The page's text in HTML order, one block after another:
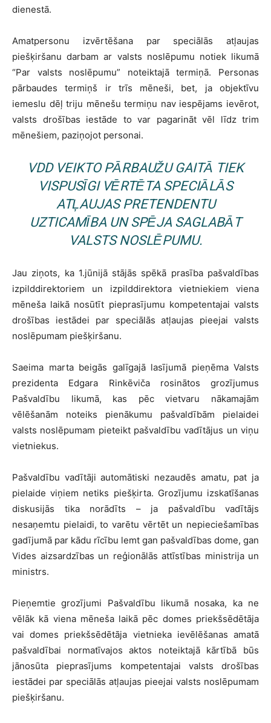
dienestā.
Amatpersonu izvērtēšana par speciālās atļaujas
piešķiršanu darbam ar valsts noslēpumu notiek likumā
“Par valsts noslēpumu” noteiktajā termiņā. Personas
pārbaudes termiņš ir trīs mēneši, bet, ja objektīvu
iemeslu dēļ triju mēnešu termiņu nav iespējams ievērot,
valsts drošības iestāde to var pagarināt vēl līdz trim
mēnešiem, paziņojot personai.
VDD VEIKTO PĀRBAUŽU GAITĀ TIEK
VISPUSĪGI VĒRTĒTA SPECIĀLĀS
ATĻAUJAS PRETENDENTU
UZTICAMĪBA UN SPĒJA SAGLABĀT
VALSTS NOSLĒPUMU.
Jau ziņots, ka 1.jūnijā stājās spēkā prasība pašvaldības
izpilddirektoriem un izpilddirektora vietniekiem viena
mēneša laikā nosūtīt pieprasījumu kompetentajai valsts
drošības iestādei par speciālās atļaujas pieejai valsts
noslēpumam piešķiršanu.
Saeima marta beigās galīgajā lasījumā pieņēma Valsts
prezidenta Edgara Rinkēviča rosinātos grozījumus
Pašvaldību likumā, kas pēc vietvaru nākamajām
vēlēšanām noteiks pienākumu pašvaldībām pielaidei
valsts noslēpumam pieteikt pašvaldību vadītājus un viņu
vietniekus.
Pašvaldību vadītāji automātiski nezaudēs amatu, pat ja
pielaide viņiem netiks piešķirta. Grozījumu izskatīšanas
diskusijās tika norādīts – ja pašvaldību vadītājs
nesaņemtu pielaidi, to varētu vērtēt un nepieciešamības
gadījumā par kādu rīcību lemt gan pašvaldības dome, gan
Vides aizsardzības un reģionālās attīstības ministrija un
ministrs.
Pieņemtie grozījumi Pašvaldību likumā nosaka, ka ne
vēlāk kā viena mēneša laikā pēc domes priekšsēdētāja
vai domes priekšsēdētāja vietnieka ievēlēšanas amatā
pašvaldībai normatīvajos aktos noteiktajā kārtībā būs
jānosūta pieprasījums kompetentajai valsts drošības
iestādei par speciālās atļaujas pieejai valsts noslēpumam
piešķiršanu.